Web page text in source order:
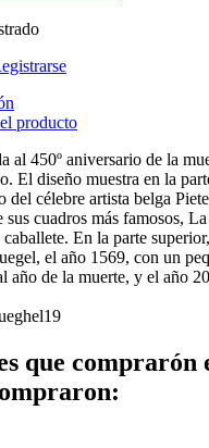
producto
al 450º aniversario de la
El diseño muestra en la
del célebre artista belga
cuadros más famosos,
En la parte
el año 1569, con un
año de la muerte, y el año
que comprarón